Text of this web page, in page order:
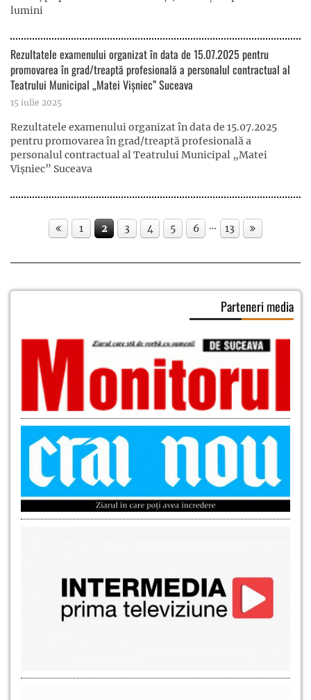
lumini
Rezultatele examenului organizat în data de 15.07.2025 pentru
promovarea în grad/treaptă profesională a personalul contractual al
Teatrului Municipal „Matei Vişniec” Suceava
15 iulie 2025
Rezultatele examenului organizat în data de 15.07.2025
pentru promovarea în grad/treaptă profesională a
personalul contractual al Teatrului Municipal „Matei
Vişniec” Suceava
1 2 3 4 5 6 … 13
Parteneri media